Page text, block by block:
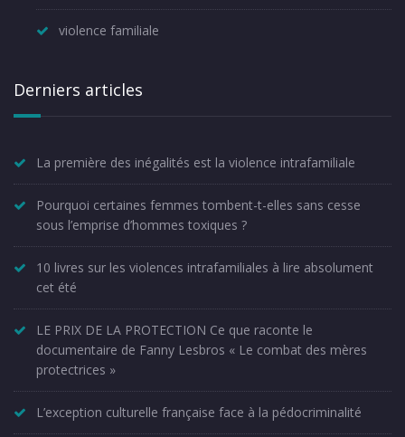
violence familiale
Derniers articles
La première des inégalités est la violence intrafamiliale
Pourquoi certaines femmes tombent-t-elles sans cesse
sous l’emprise d’hommes toxiques ?
10 livres sur les violences intrafamiliales à lire absolument
cet été
LE PRIX DE LA PROTECTION Ce que raconte le
documentaire de Fanny Lesbros « Le combat des mères
protectrices »
L’exception culturelle française face à la pédocriminalité